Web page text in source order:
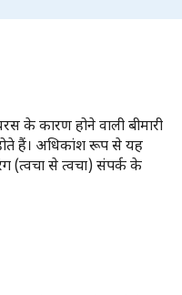
के कारण होने वाली बीमारी
हैं। अधिकांश रूप से यह
(त्वचा से त्वचा) संपर्क के